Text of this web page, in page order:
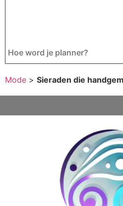
Hoe word je planner?
Mode > Sieraden die